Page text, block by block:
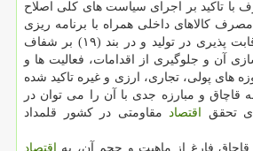
با تاكید بر اجرای سیاست های كلی اصلاح
كالاهای داخلی همراه با برنامه ریزی
برای ارتقاء كیفیت و رقابت پذیری در تولید و در بند (۱۹) بر شفاف
آن و جلوگیری از اقدامات، فعالیت ها و
های پولی، تجاری، ارزی و غیره تاكید شده
قاچاق و مبارزه جدی با آن را می توان در
تحقق اقتصاد
مقاومتی در كشور قلمداد
قاچاق فارغ از ماهیت و حجم آن، به اقتصاد